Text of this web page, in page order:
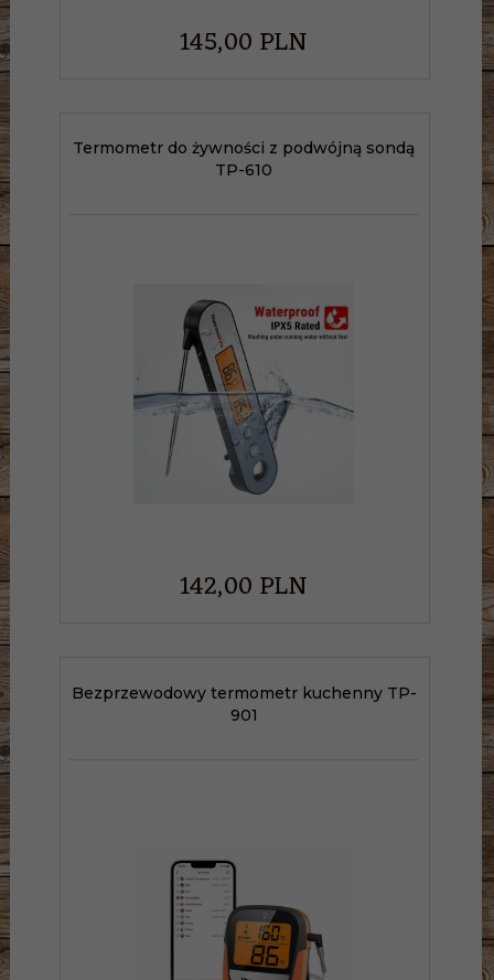
145,00PLN
Termometr do żywności z podwójną sondą
TP-610
142,00PLN
Bezprzewodowy termometr kuchenny TP-
901